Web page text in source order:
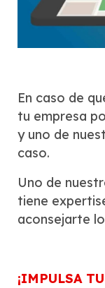
En caso de
tu empresa
y uno de
caso.
Uno de
tiene
aconsejarte
¡IMPULSA